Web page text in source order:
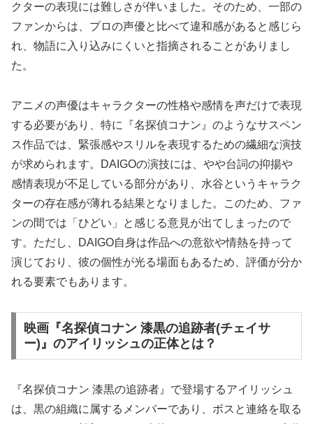
クターの表現には難しさが伴いました。そのため、一部の
ファンからは、プロの声優と比べて違和感があると感じら
れ、物語に入り込みにくいと指摘されることがありまし
た。
アニメの声優はキャラクターの性格や感情を声だけで表現
する必要があり、特に『名探偵コナン』のようなサスペン
ス作品では、緊張感やスリルを表現するための繊細な演技
が求められます。DAIGOの演技には、やや台詞の抑揚や
感情表現が不足している部分があり、水谷というキャラク
ターの存在感が薄れる結果となりました。このため、ファ
ンの間では「ひどい」と感じる意見が出てしまったので
す。ただし、DAIGO自身は作品への意欲や情熱を持って
演じており、彼の個性が光る場面もあるため、評価が分か
れる要素でもあります。
映画『名探偵コナン 漆黒の追跡者(チェイサ
ー)』のアイリッシュの正体とは？
『名探偵コナン 漆黒の追跡者』で登場するアイリッシュ
は、黒の組織に属するメンバーであり、ボスと連絡を取る